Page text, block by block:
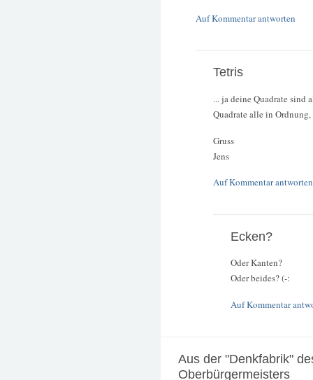
Auf Kommentar antworten
Tetris
... ja deine Quadrate
Quadrate alle in
Gruss
Jens
Auf Kommentar antworten
Ecken?
Oder Kanten?
Oder beides? (-:
Auf Kommentar
Aus der "Denkfabrik"
Oberbürgermeisters